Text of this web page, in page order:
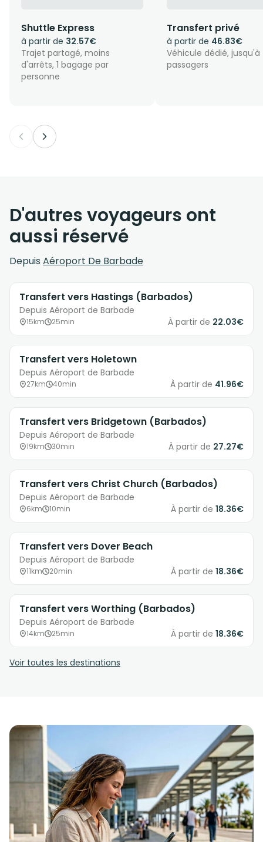
Shuttle Express
à partir de 32.57€
Trajet partagé, moins
d'arrêts, 1 bagage par
personne
Transfert privé
à partir de 46.83€
Véhicule dédié, jusqu'à
passagers
D'autres voyageurs ont
aussi réservé
Depuis Aéroport De Barbade
Transfert vers Hastings (Barbados)
Depuis Aéroport de Barbade
15km 25min À partir de 22.03€
Transfert vers Holetown
Depuis Aéroport de Barbade
27km 40min À partir de 41.96€
Transfert vers Bridgetown (Barbados)
Depuis Aéroport de Barbade
19km 30min À partir de 27.27€
Transfert vers Christ Church (Barbados)
Depuis Aéroport de Barbade
6km 10min À partir de 18.36€
Transfert vers Dover Beach
Depuis Aéroport de Barbade
11km 20min À partir de 18.36€
Transfert vers Worthing (Barbados)
Depuis Aéroport de Barbade
14km 25min À partir de 18.36€
Voir toutes les destinations